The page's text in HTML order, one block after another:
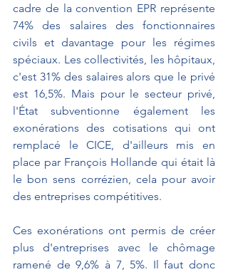
cadre de la convention EPR représente
74% des salaires des fonctionnaires
civils et davantage pour les régimes
spéciaux. Les collectivités, les hôpitaux,
c'est 31% des salaires alors que le privé
est 16,5%. Mais pour le secteur privé,
l'État subventionne également les
exonérations des cotisations qui ont
remplacé le CICE, d'ailleurs mis en
place par François Hollande qui était là
le bon sens corrézien, cela pour avoir
des entreprises compétitives.
Ces exonérations ont permis de créer
plus d'entreprises avec le chômage
ramené de 9,6% à 7, 5%. Il faut donc